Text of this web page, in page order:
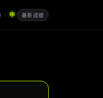
中 最新成绩